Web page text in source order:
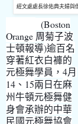
經文處處長徐佑典夫婦與
(Boston
Orange 周菊子波
士頓報導)逾百名
穿著紅衣白褲的
元極舞學員， 4月
14 、 15兩日在麻
州牛頓元極舞健
身會承辦的中華
民國元極舞協會